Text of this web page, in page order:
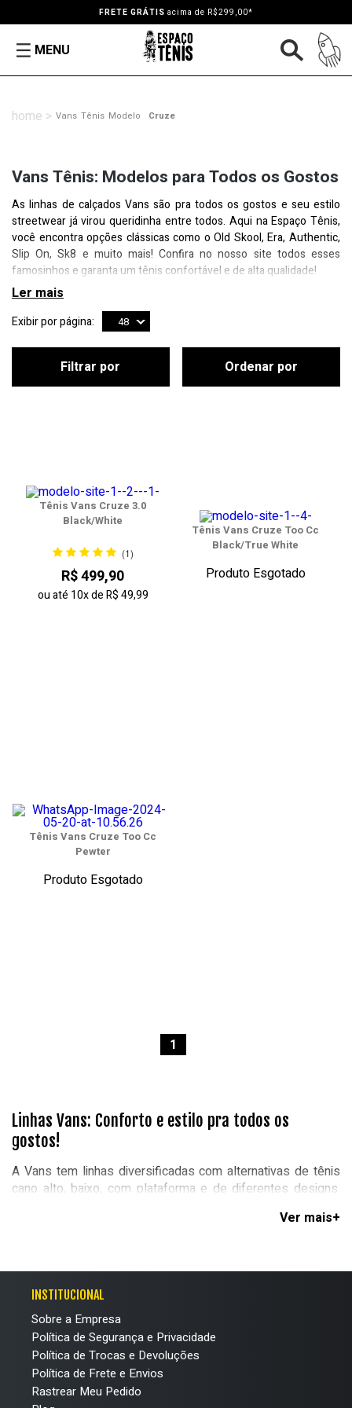
FRETE GRÁTIS acima de R$299,00*
MENU
Vans Tênis Modelo Cruze
Vans Tênis: Modelos para Todos os Gostos
As linhas de calçados Vans são pra todos os gostos e seu estilo
streetwear já virou queridinha entre todos. Aqui na Espaço Tênis,
você encontra opções clássicas como o Old Skool, Era, Authentic,
Slip On, Sk8 e muito mais! Confira no nosso site todos esses
famosinhos e garanta um tênis confortável e de alta qualidade!
Exibir por página: 48
Filtrar por Ordenar por
Tênis Vans Cruze 3.0
Black/White
(1)
R$ 499,90
ou até 10xdeR$ 49,99
Tênis Vans Cruze Too Cc
Black/True White
Produto Esgotado
Tênis Vans Cruze Too Cc
Pewter
Produto Esgotado
1
Linhas Vans: Conforto e estilo pra todos os
gostos!
A Vans tem linhas diversificadas com alternativas de tênis
cano alto, baixo, com plataforma e de diferentes designs.
clássicas,preto e branco, a modernas como azul, verde,
roxo e outras.
Vans Old Skool
Um dos clássicos que todo mundo ama! O Old Skool é uma
alternativa cheio de charme, sendo um queridinho da
asthetic urban. Garanta um tênis de pisada suave com alta
INSTITUCIONAL
Sobre a Empresa
Política de Segurança e Privacidade
Política de Trocas e Devoluções
Política de Frete e Envios
Rastrear Meu Pedido